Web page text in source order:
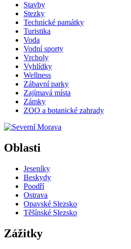
Stavby
Stezky
Technické památky
Turistika
Voda
Vodní sporty
Vrcholy
Vyhlídky
Wellness
Zábavní parky
Zajímavá místa
Zámky
ZOO a botanické zahrady
Oblasti
Jeseníky
Beskydy
Poodří
Ostrava
Opavské Slezsko
Těšínské Slezsko
Zážitky